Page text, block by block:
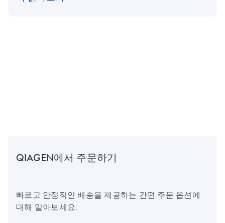
QIAGEN에서 주문하기
빠르고 안정적인 배송을 제공하는 간편 주문 옵션에
대해 알아보세요.